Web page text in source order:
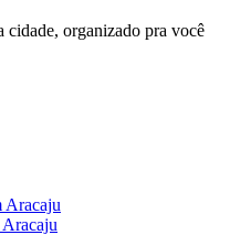
cidade, organizado pra você
Aracaju
Aracaju